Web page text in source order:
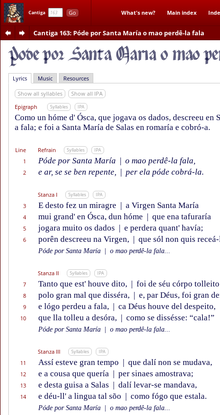
Cantiga Go What's new? Main index
Cantiga 163: Póde por Santa María o mao perdê-la fala
Lyrics Music Resources
Show all syllables
Show all IPA
Epigraph
Syllables IPA
Como un hóme d' Ósca, que jogava os dados, descreeu en
a fala; e foi a Santa María de Salas en romaría e cobró-a.
Line Refrain Syllables IPA
1 Póde por Santa María | o mao perdê-la fala,
2 e ar, se se ben repente, | per ela póde cobrá-la.
Stanza I Syllables IPA
3 E desto fez un miragre | a Virgen Santa María
4 mui grand' en Ósca, dun hóme | que ena tafuraría
5 jogara muito os dados | e perdera quant' havía;
6 porên descreeu na Virgen, | que sól non quis
Póde por Santa María o mao perdê-la fala...
Stanza II Syllables IPA
7 Tanto que est' houve dito, | foi de séu córpo tolleito
8 polo gran mal que disséra, | e, par Déus, foi gran
9 e lógo perdeu a fala, | ca Déus houve del despeito,
10 que lla tolleu a desóra, | como se dissésse: “cala!”
Póde por Santa María o mao perdê-la fala...
Stanza III Syllables IPA
11 Assí esteve gran tempo | que dalí non se mudava,
12 e a cousa que quería | per sinaes amostrava;
13 e desta guisa a Salas | dalí levar-se mandava,
14 e déu-ll' a lingua tal sõo | como fógo que estala.
Póde por Santa María o mao perdê-la fala...